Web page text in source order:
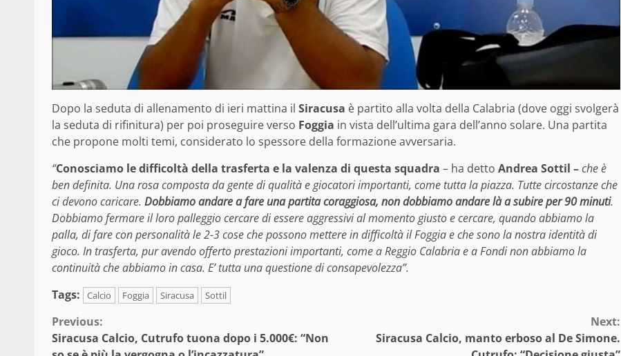
Dopo la seduta di allenamento di ieri mattina il Siracusa è partito alla volta della Calabria (dove oggi svolgerà
la seduta di rifinitura) per poi proseguire verso Foggia in vista dell’ultima gara dell’anno solare. Una partita
che propone molti temi, considerato lo spessore della formazione avversaria.
“Conosciamo le difficoltà della trasferta e la valenza di questa squadra – ha detto Andrea Sottil –che è
ben definita. Una rosa composta da gente di qualità e giocatori importanti, come tutta la piazza. Tutte circostanze che
ci devono caricare. Dobbiamo andare a fare una partita coraggiosa, non dobbiamo andare là a subire per 90 minuti.
Dobbiamo fermare il loro palleggio cercare di essere aggressivi al momento giusto e cercare, quando abbiamo la
palla, di fare con personalità le 2-3 cose che possono mettere in difficoltà il Foggia e che sono la nostra identità di
gioco. In trasferta, pur avendo offerto prestazioni importanti, come a Reggio Calabria e a Fondi non abbiamo la
continuità che abbiamo in casa. E’ tutta una questione di consapevolezza”.
Tags:
Calcio Foggia Siracusa Sottil
Continue
Previous:
Siracusa Calcio, Cutrufo tuona dopo i 5.000€: “Non
Next:
Siracusa Calcio, manto erboso al De Simone.